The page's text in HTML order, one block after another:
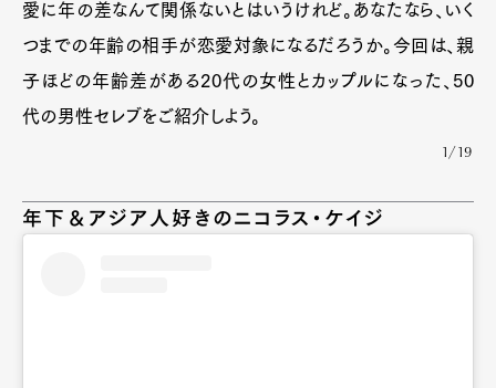
愛に年の差なんて関係ないとはいうけれど。あなたなら、いく
つまでの年齢の相手が恋愛対象になるだろうか。今回は、親
子ほどの年齢差がある20代の女性とカップルになった、50
代の男性セレブをご紹介しよう。
1/19
年下＆アジア人好きのニコラス・ケイジ